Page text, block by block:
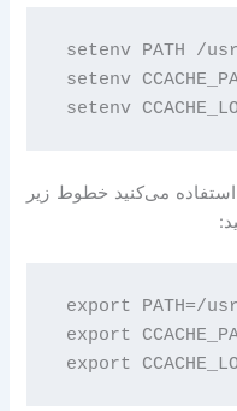
setenv PATH /
setenv
اگر از Korn shell و یا Bourne Shell استفاده می‌کنید خطوط زیر
export PATH=/
export